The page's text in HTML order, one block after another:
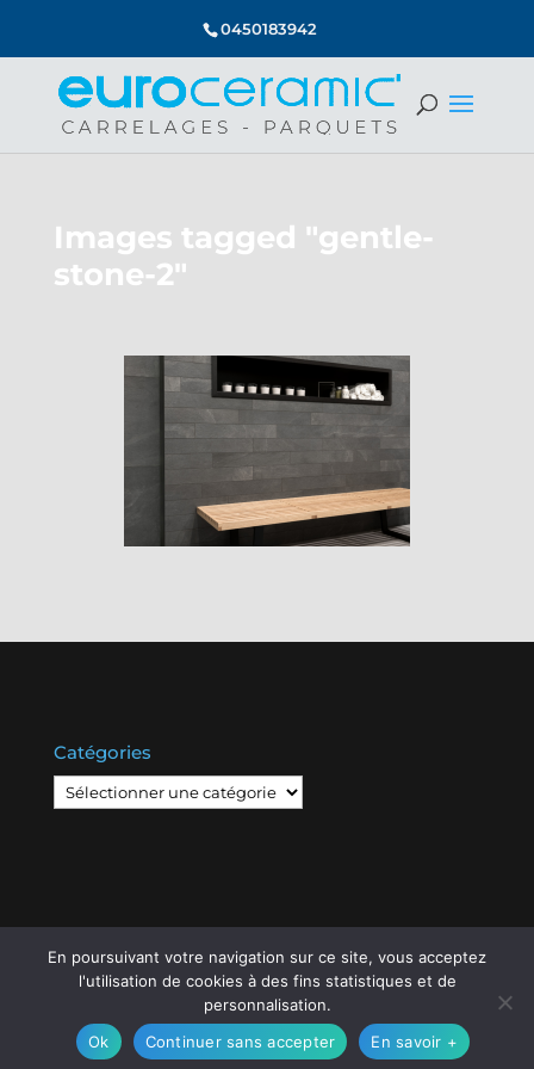
0450183942
Images tagged "gentle-
stone-2"
Catégories
Catégories
© Copyright8082020 -Les Entreprises Locales
Mentions Légales – RGPD – Protection de la vie
privée – Gestion des cookies
En poursuivant votre navigation sur ce site, vous acceptez
l'utilisation de cookies à des fins statistiques et de
personnalisation.
Ok
Continuer sans accepter En savoir +